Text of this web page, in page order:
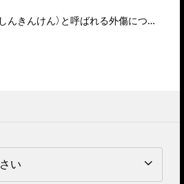
今回は指の伸筋腱脱臼（しんきんけん）と呼ばれる外傷について解説いたします。これは脱臼と言っても腱…